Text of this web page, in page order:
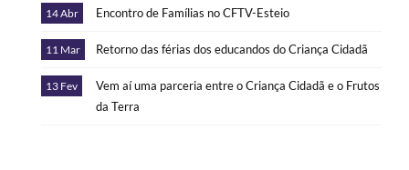
14 Abr Encontro de Famílias no CFTV-Esteio
11 Mar Retorno das férias dos educandos do Criança Cidadã
13 Fev
Vem aí uma parceria entre o Criança Cidadã e o Frutos
da Terra